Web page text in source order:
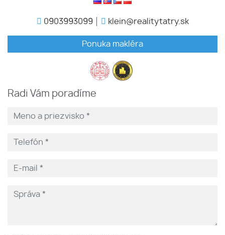
0903993099 klein@realitytatry.sk
Ponuka makléra
Radi Vám poradíme